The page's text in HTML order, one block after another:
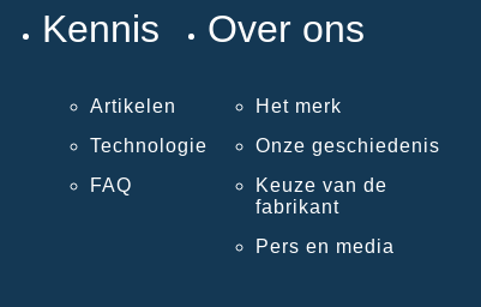
Kennis
Artikelen
Technologie
FAQ
Over ons
Het merk
Onze geschiedenis
Keuze van de
fabrikant
Pers en media